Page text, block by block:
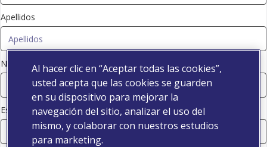
Apellidos
Número de colegiado
Especialidad
Al hacer clic en “Aceptar todas las cookies”,
usted acepta que las cookies se guarden
en su dispositivo para mejorar la
navegación del sitio, analizar el uso del
mismo, y colaborar con nuestros estudios
para marketing.